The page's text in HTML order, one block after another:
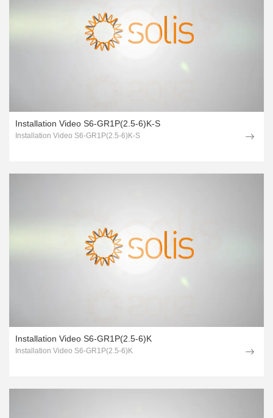
Installation Video S6-GR1P(2.5-6)K-S
Installation Video S6-GR1P(2.5-6)K-S
Installation Video S6-GR1P(2.5-6)K
Installation Video S6-GR1P(2.5-6)K